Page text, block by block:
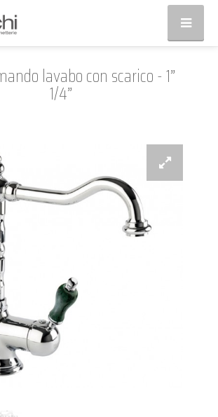
lavabo con scarico - 1”
1/4”